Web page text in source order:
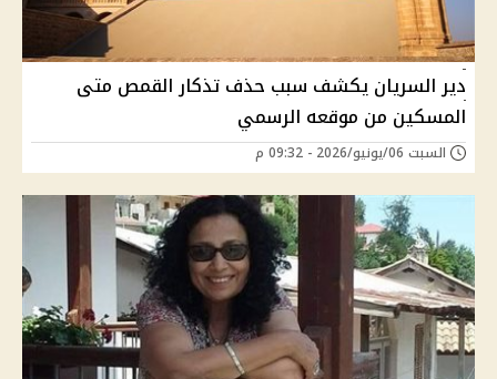
دير السريان يكشف سبب حذف تذكار القمص متى
المسكين من موقعه الرسمي
السبت 06/يونيو/2026 - 09:32 م